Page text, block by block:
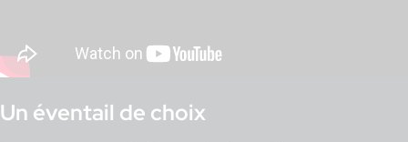
Un éventail de choix